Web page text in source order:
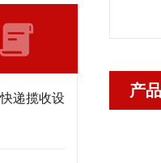
递揽收设
产